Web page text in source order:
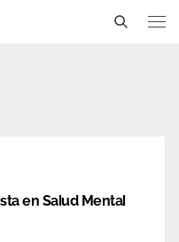
en Salud Mental